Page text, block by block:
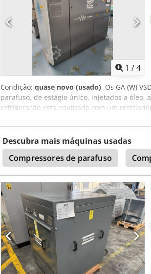
1 /4
Condição: quase novo (usado), Os GA (W)
parafuso, de estágio único, injetados a óleo,
refrigeração está equipado com um
compressores refrigerados a ar; o ar de
características: - Temperatura máxima de
de saída da água de refrigeração: 50ºC -
de óleo aprox.: 17,9 L
Descubra mais máquinas usadas
Compressores de parafuso